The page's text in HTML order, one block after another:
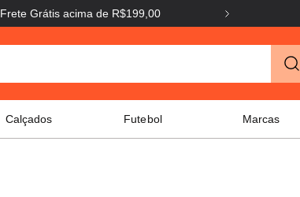
Frete Grátis acima de R$199,00
Calçados Futebol Marcas